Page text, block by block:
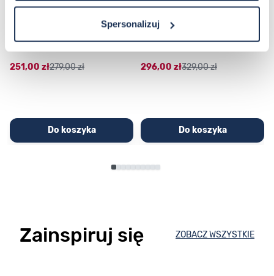
Spersonalizuj
CASIO Sport AE-1200WHD-
03362600
251,00 zł279,00 zł
Do koszyka
Casio Sport AQ-230GA-
9DMQYES
03311457
296,00 zł329,00 zł
Do koszyka
Zainspiruj się ZOBACZ WSZYSTKIE